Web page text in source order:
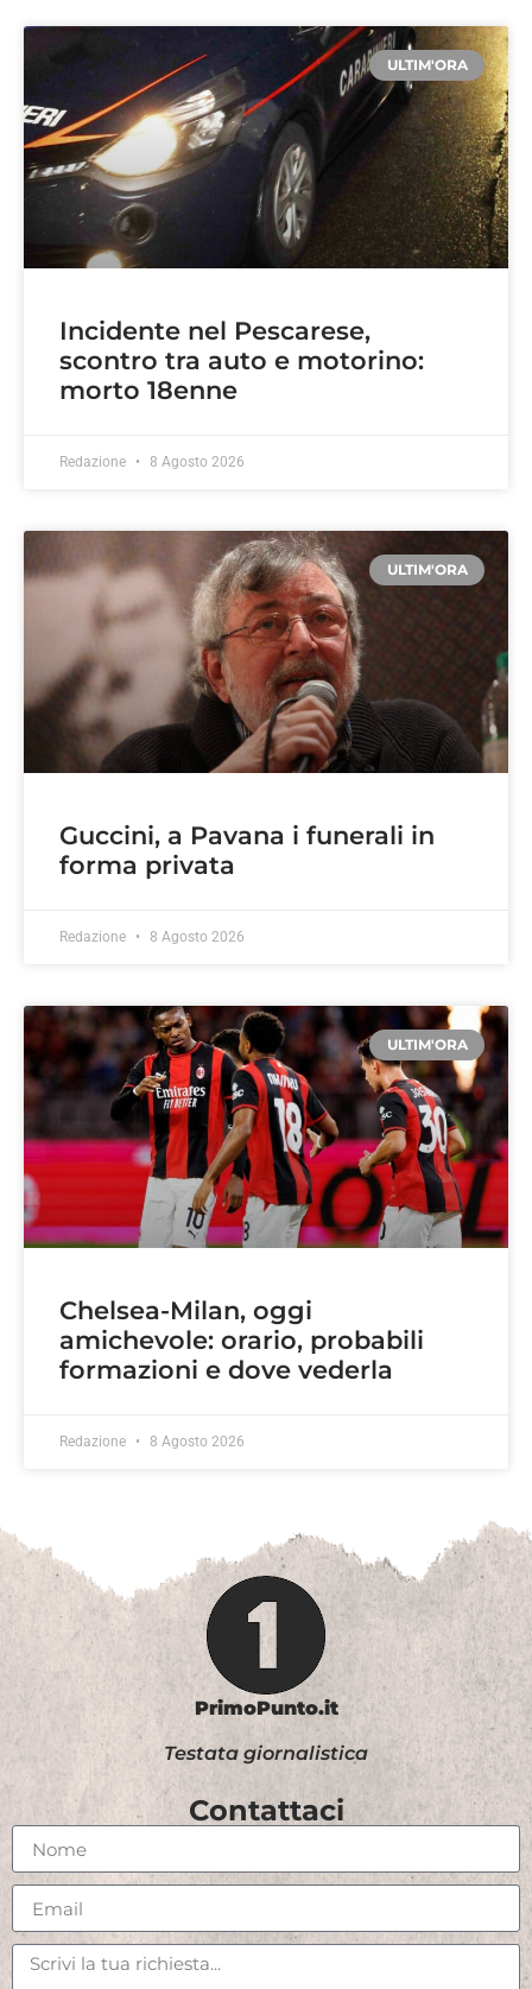
ULTIM'ORA
Incidente nel Pescarese,
scontro tra auto e motorino:
morto 18enne
Redazione 8 Agosto 2026
ULTIM'ORA
Guccini, a Pavana i funerali in
forma privata
Redazione 8 Agosto 2026
ULTIM'ORA
Chelsea-Milan, oggi
amichevole: orario, probabili
formazioni e dove vederla
Redazione 8 Agosto 2026
PrimoPunto.it
Testata giornalistica
Contattaci